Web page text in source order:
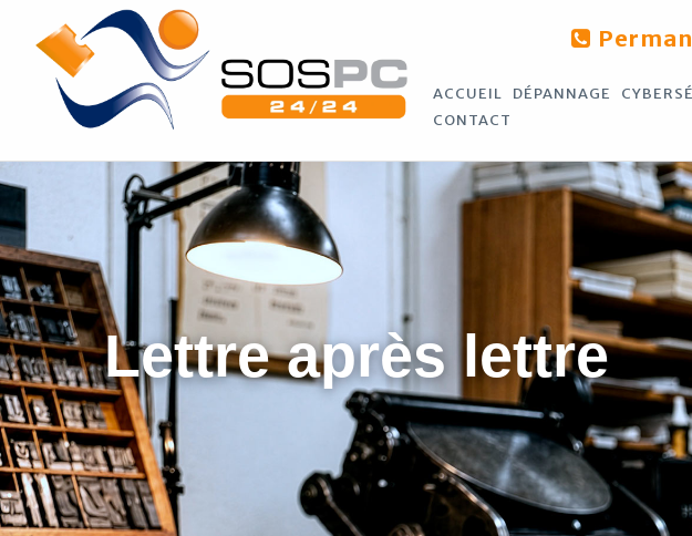
ACCUEIL DÉPANNAGE
CONTACT
Lettre après lettre